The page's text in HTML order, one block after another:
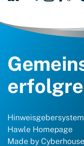
Hinweisgebersystem
Hawle Homepage
Made by Cyberhouse